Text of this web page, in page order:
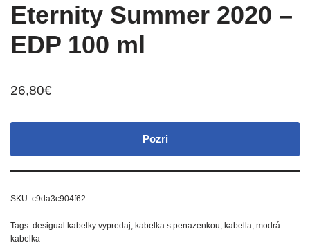
Eternity Summer 2020 –
EDP 100 ml
26,80€
Pozri
SKU: c9da3c904f62
Tags: desigual kabelky vypredaj, kabelka s penazenkou, kabella, modrá
kabelka